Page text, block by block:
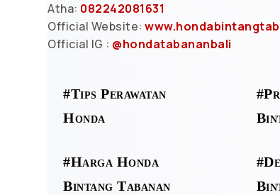
Atha: 082242081631
Official Website:
Official IG : @hondatabananbali
#Tips Perawatan
Honda
#Harga Honda
Bintang Tabanan